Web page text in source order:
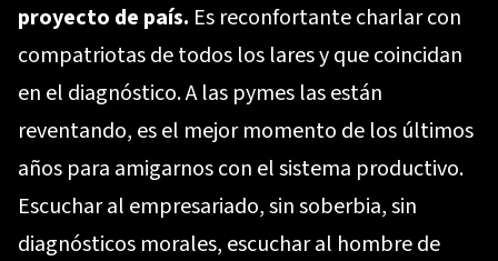
proyecto de país. Es reconfortante charlar con
compatriotas de todos los lares y que coincidan
en el diagnóstico. A las pymes las están
reventando, es el mejor momento de los últimos
años para amigarnos con el sistema productivo.
Escuchar al empresariado, sin soberbia, sin
diagnósticos morales, escuchar al hombre de